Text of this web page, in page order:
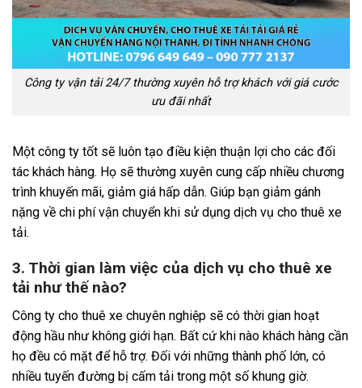
Công ty vận tải 24/7 thường xuyên hỗ trợ khách với giá cước
ưu đãi nhất
Một công ty tốt sẽ luôn tạo điều kiện thuận lợi cho các đối
tác khách hàng. Họ sẽ thường xuyên cung cấp nhiều chương
trình khuyến mãi, giảm giá hấp dẫn. Giúp bạn giảm gánh
nặng về chi phí vận chuyển khi sử dụng dịch vụ cho thuê xe
tải.
3. Thời gian làm việc của dịch vụ cho thuê xe
tải như thế nào?
Công ty cho thuê xe chuyên nghiệp sẽ có thời gian hoạt
động hầu như không giới hạn. Bất cứ khi nào khách hàng cần
họ đều có mặt để hỗ trợ. Đối với những thành phố lớn, có
nhiều tuyến đường bị cấm tải trong một số khung giờ.